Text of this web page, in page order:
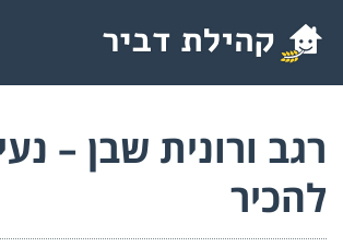
רגב ורונית שבן –
להכיר